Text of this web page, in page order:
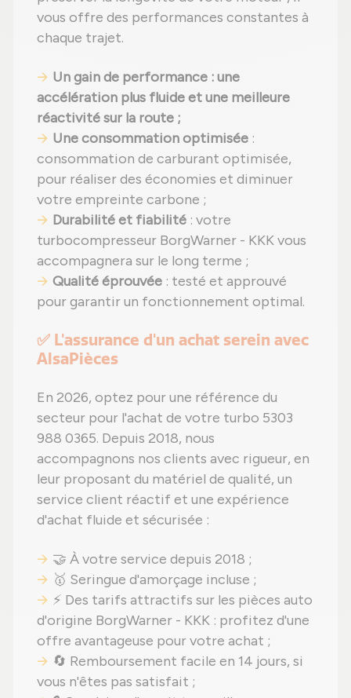
vous offre des performances constantes à
chaque trajet.
Un gain de performance : une
accélération plus fluide et une meilleure
réactivité sur la route ;
Une consommation optimisée :
consommation de carburant optimisée,
pour réaliser des économies et diminuer
votre empreinte carbone ;
Durabilité et fiabilité : votre
turbocompresseur BorgWarner - KKK vous
accompagnera sur le long terme ;
Qualité éprouvée : testé et approuvé
pour garantir un fonctionnement optimal.
✅ L'assurance d'un achat serein avec
AlsaPièces
En 2026, optez pour une référence du
secteur pour l'achat de votre turbo 5303
988 0365. Depuis 2018, nous
accompagnons nos clients avec rigueur, en
leur proposant du matériel de qualité, un
service client réactif et une expérience
d'achat fluide et sécurisée :
🤝 À votre service depuis 2018 ;
🥇 Seringue d'amorçage incluse ;
⚡ Des tarifs attractifs sur les pièces auto
d'origine BorgWarner - KKK : profitez d'une
offre avantageuse pour votre achat ;
🔄 Remboursement facile en 14 jours, si
vous n'êtes pas satisfait ;